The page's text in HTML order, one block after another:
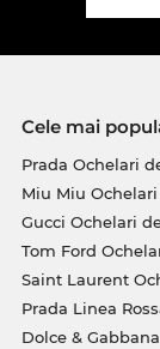
Cele mai
Prada Ochelari
Miu Miu
Gucci Ochelari
Tom Ford
Saint Laurent
Prada Linea
Dolce &